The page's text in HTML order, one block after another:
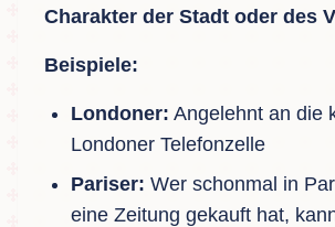
Charakter der Stadt oder des
Beispiele:
Londoner: Angelehnt an die
Londoner Telefonzelle
Pariser: Wer schonmal in
eine Zeitung gekauft hat,